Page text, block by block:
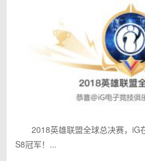
2018英雄联盟全球总决赛，iG
S8冠军！...